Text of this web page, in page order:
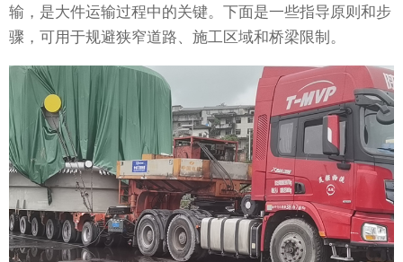
输，是大件运输过程中的关键。下面是一些指导原则和步
骤，可用于规避狭窄道路、施工区域和桥梁限制。